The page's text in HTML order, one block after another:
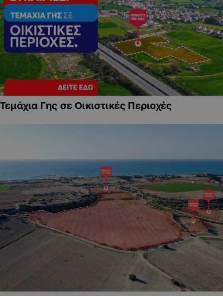
Τεμάχια Γης σε Οικιστικές Περιοχές